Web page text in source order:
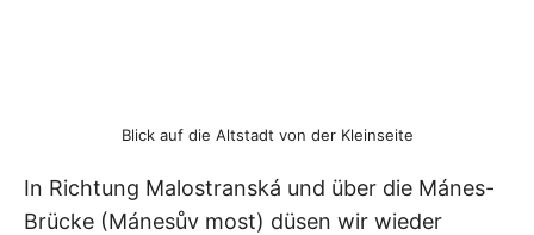
Blick auf die Altstadt von der Kleinseite
In Richtung Malostranská und über die Mánes-
Brücke (Mánesův most) düsen wir wieder